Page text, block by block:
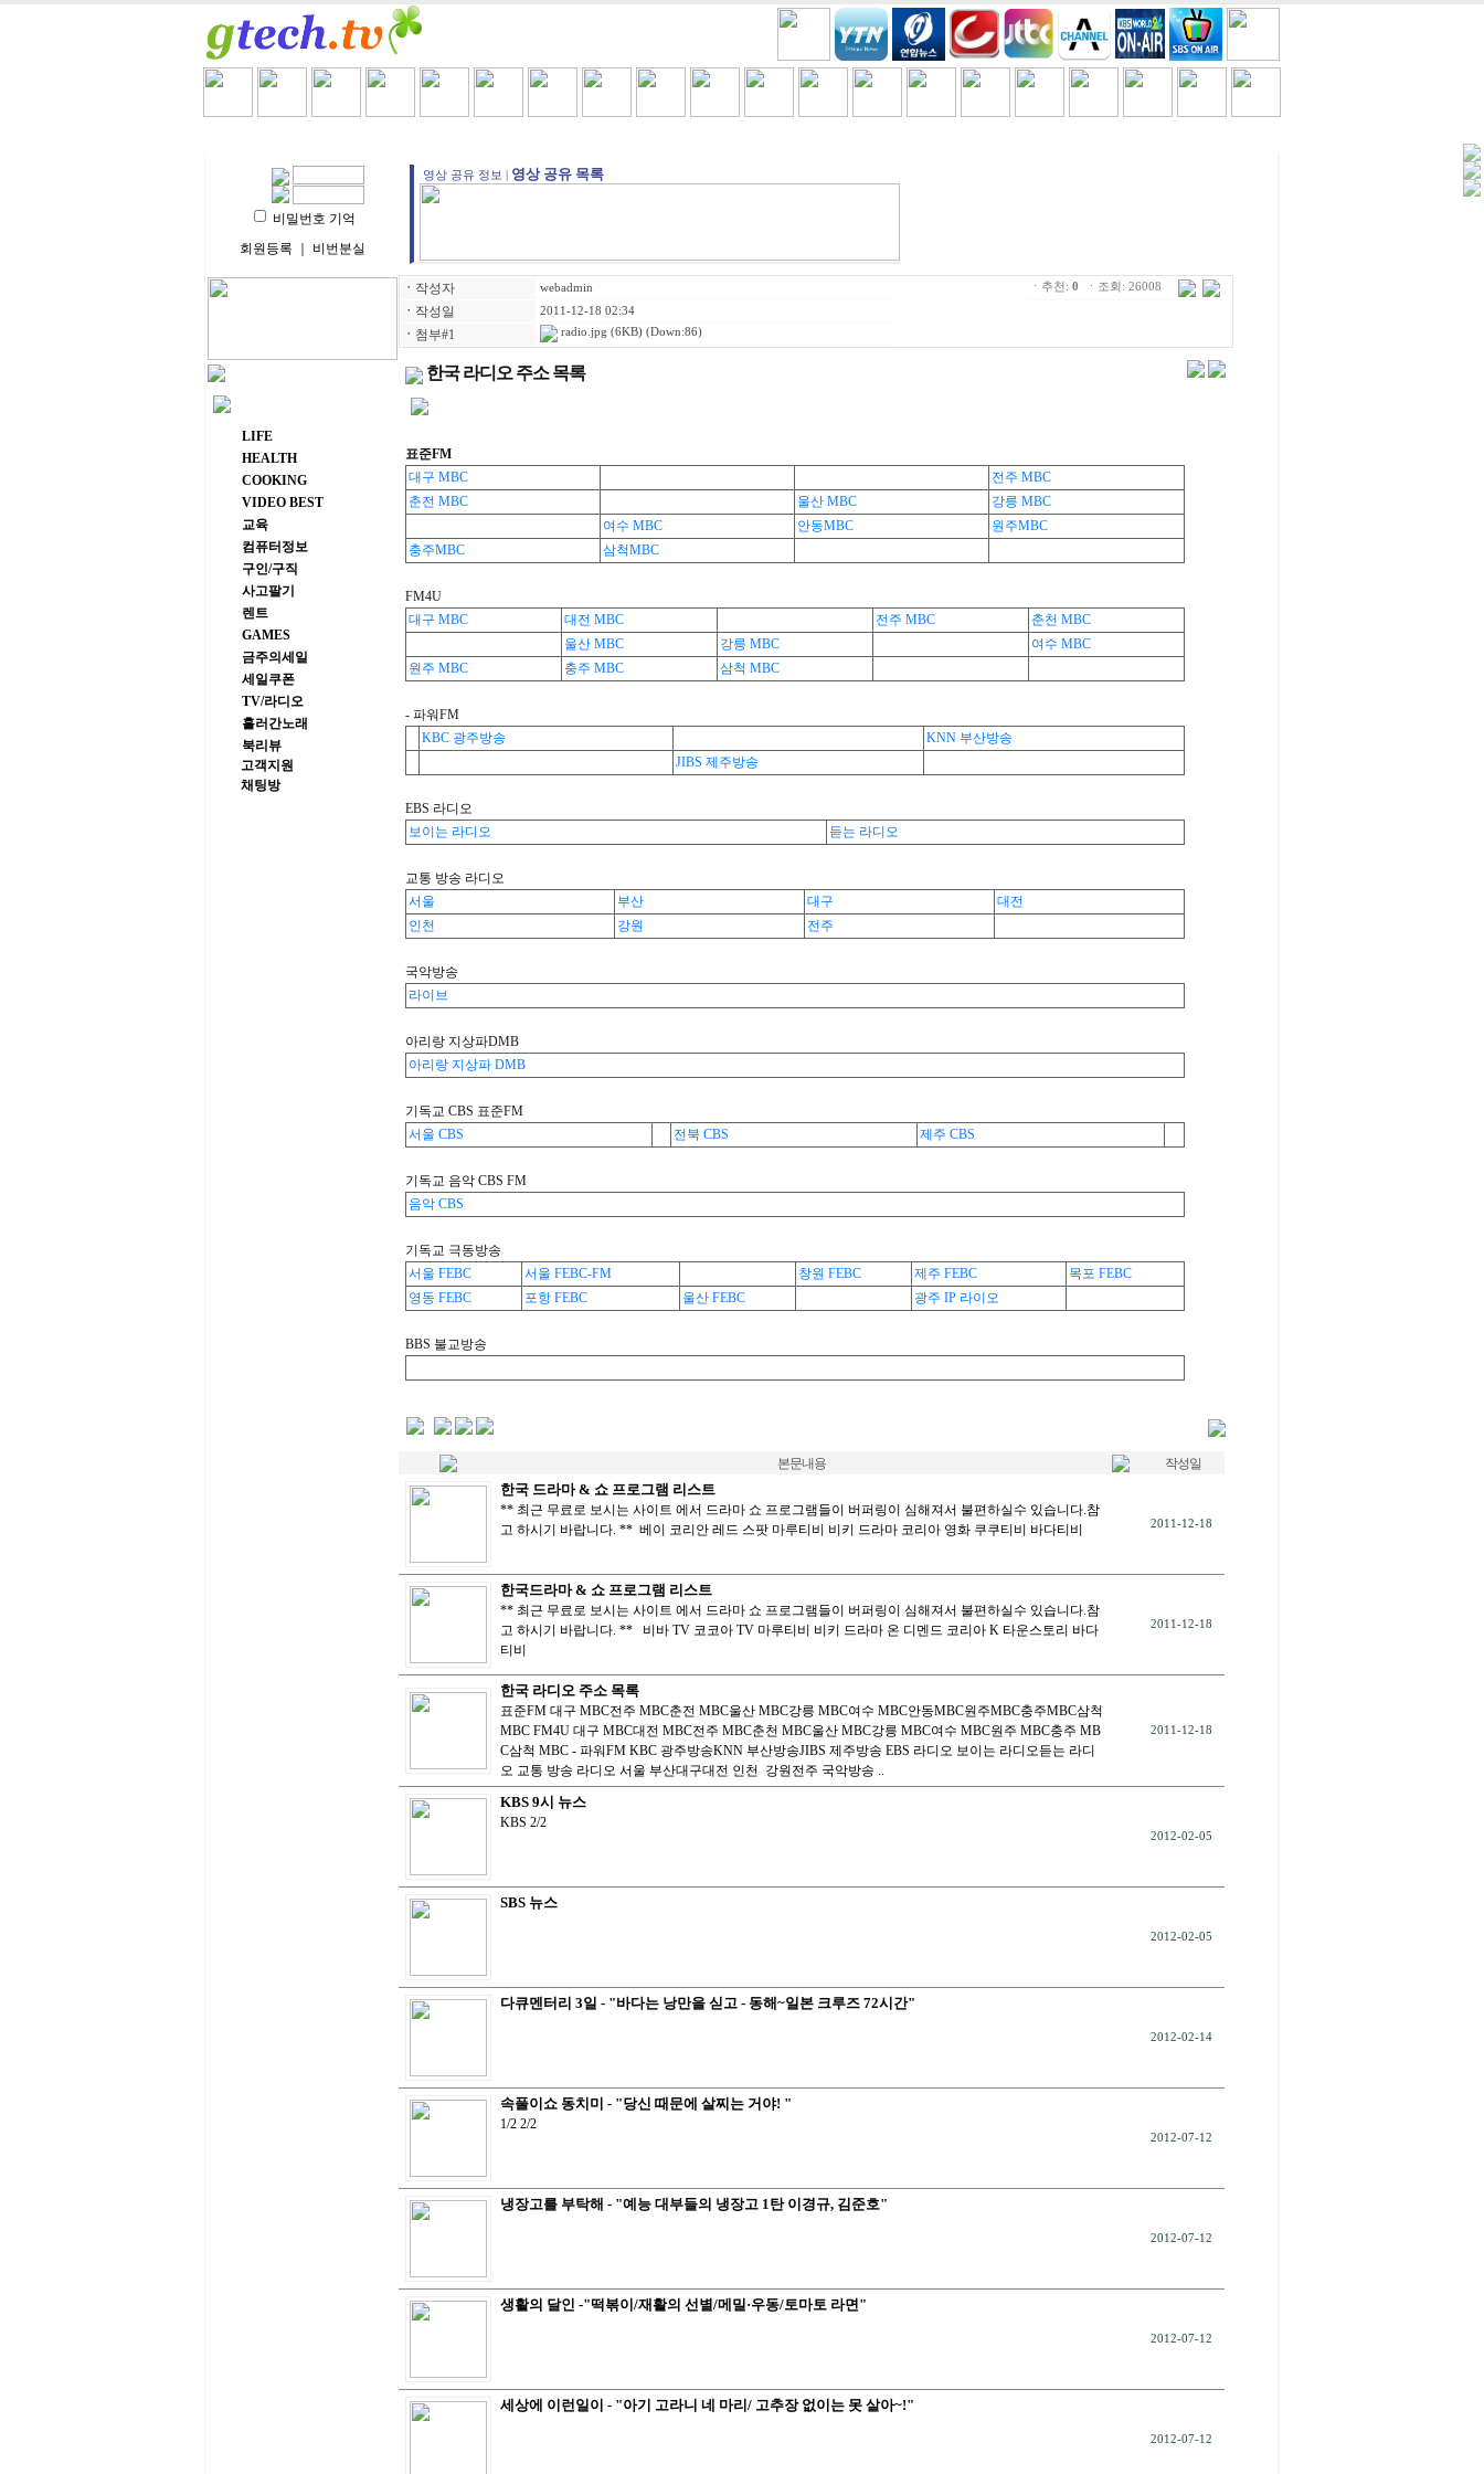
비밀번호 기억
회원등록
비번분실
주요 메뉴
LIFE
HEALTH
COOKING
VIDEO BEST
교육
컴퓨터정보
구인/구직
사고팔기
렌트
GAMES
금주의세일
세일쿠폰
TV/라디오
흘러간노래
북리뷰
고객지원
채팅방
영상 공유 정보 | 영상 공유 목록
ㆍ 작성자 webadmin
ㆍ 작성일 2011-12-18 02:34
ㆍ 첨부#1 radio.jpg (6KB) (Down:86)
ㆍ추천: 0 ㆍ조회: 26008
한국 라디오 주소 목록
표준FM
대구 MBC
전주 MBC
춘전 MBC
울산 MBC
강릉 MBC
여수 MBC
안동MBC
원주MBC
충주MBC
삼척MBC
FM4U
대구 MBC
대전 MBC 전주 MBC
춘천 MBC
울산 MBC
강릉 MBC
여수 MBC
원주 MBC
충주 MBC 삼척 MBC
- 파워FM
KBC 광주방송
KNN 부산방송
JIBS 제주방송
EBS 라디오
보이는 라디오
듣는 라디오
교통 방송 라디오
서울
부산 대구
대전
인천
강원 전주
국악방송
라이브
아리랑 지상파DMB
아리랑 지상파 DMB
기독교 CBS 표준FM
서울 CBS
전북 CBS 제주 CBS
기독교 음악 CBS FM
음악 CBS
기독교 극동방송
서울 FEBC
서울 FEBC-FM 창원 FEBC 제주 FEBC
목포 FEBC
영동 FEBC
포항 FEBC 울산 FEBC 광주 IP 라이오
BBS 불교방송
본문내용 작성일
한국 드라마 & 쇼 프로그램 리스트
** 최근 무료로 보시는 사이트 에서 드라마 쇼 프로그램들이 버퍼링이 심해져서 불편하실수 있습니다.참
고 하시기 바랍니다. ** 베이 코리안 레드 스팟 마루티비 비키 드라마 코리아 영화 쿠쿠티비 바다티비
2011-12-18
한국드라마 & 쇼 프로그램 리스트
** 최근 무료로 보시는 사이트 에서 드라마 쇼 프로그램들이 버퍼링이 심해져서 불편하실수 있습니다.참
고 하시기 바랍니다. ** 비바 TV 코코아 TV 마루티비 비키 드라마 온 디멘드 코리아 K 타운스토리 바다
티비
2011-12-18
한국 라디오 주소 목록
표준FM 대구 MBC전주 MBC춘전 MBC울산 MBC강릉 MBC여수 MBC안동MBC원주MBC충주MBC삼척
MBC FM4U 대구 MBC대전 MBC전주 MBC춘천 MBC울산 MBC강릉 MBC여수 MBC원주 MBC충주 MB
C삼척 MBC - 파워FM KBC 광주방송KNN 부산방송JIBS 제주방송 EBS 라디오 보이는 라디오듣는 라디
오 교통 방송 라디오 서울 부산대구대전 인천 강원전주 국악방송 ..
2011-12-18
KBS 9시 뉴스
KBS 2/2
2012-02-05
SBS 뉴스
2012-02-05
다큐멘터리 3일 - "바다는 낭만을 싣고 - 동해~일본 크루즈 72시간"
2012-02-14
속풀이쇼 동치미 - "당신 때문에 살찌는 거야! "
1/2 2/2
2012-07-12
냉장고를 부탁해 - "예능 대부들의 냉장고 1탄 이경규, 김준호"
2012-07-12
생활의 달인 -"떡볶이/재활의 선별/메밀·우동/토마토 라면"
2012-07-12
세상에 이런일이 - "아기 고라니 네 마리/ 고추장 없이는 못 살아~!"
2012-07-12